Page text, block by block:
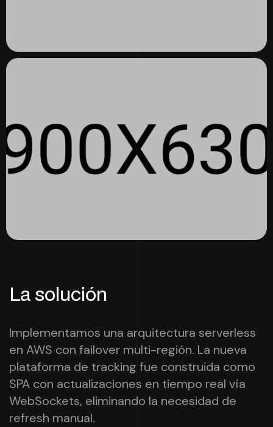
La solución
Implementamos una arquitectura serverless
en AWS con failover multi-región. La nueva
plataforma de tracking fue construida como
SPA con actualizaciones en tiempo real vía
WebSockets, eliminando la necesidad de
refresh manual.